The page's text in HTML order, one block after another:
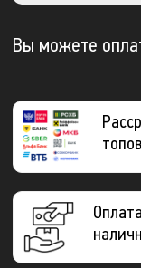
Вы можете
Оплата